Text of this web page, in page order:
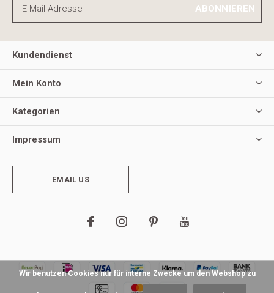
ABONNIEREN
Kundendienst
Mein Konto
Kategorien
Impressum
EMAIL US
Wir benutzen Cookies nur für interne Zwecke um den Webshop zu